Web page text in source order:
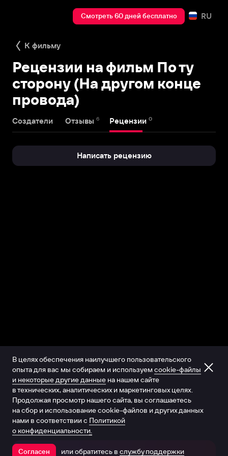
Смотреть 60 дней бесплатно RU
К фильму
Рецензии на фильм По ту
сторону (На другом конце
провода)
Создатели Отзывы 6 Рецензии 0
Написать рецензию
Открыть в приложении
В целях обеспечения наилучшего пользовательского
опыта для вас мы собираем и используем cookie-файлы
и некоторые другие данные на нашем сайте
в технических, аналитических и маркетинговых целях.
Продолжая просмотр нашего сайта, вы соглашаетесь
на сбор и использование cookie-файлов и других данных
нами в соответствии с Политикой
о конфиденциальности.
Согласен или обратитесь в службу поддержки